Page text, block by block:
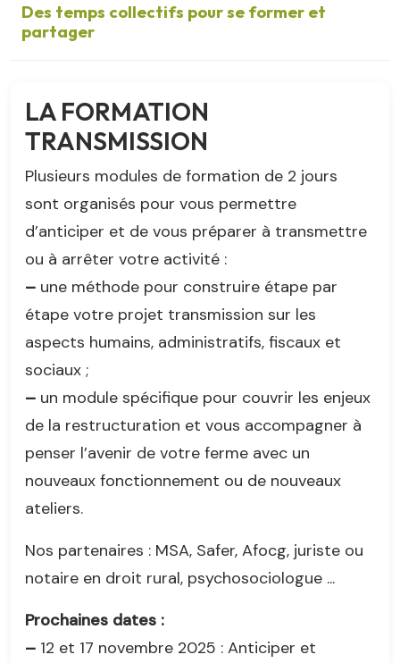
Des temps collectifs pour se former et
partager
LA FORMATION
TRANSMISSION
Plusieurs modules de formation de 2 jours
sont organisés pour vous permettre
d’anticiper et de vous préparer à transmettre
ou à arrêter votre activité :
– une méthode pour construire étape par
étape votre projet transmission sur les
aspects humains, administratifs, fiscaux et
sociaux ;
– un module spécifique pour couvrir les enjeux
de la restructuration et vous accompagner à
penser l’avenir de votre ferme avec un
nouveaux fonctionnement ou de nouveaux
ateliers.
Nos partenaires : MSA, Safer, Afocg, juriste ou
notaire en droit rural, psychosociologue ...
Prochaines dates :
– 12 et 17 novembre 2025 : Anticiper et